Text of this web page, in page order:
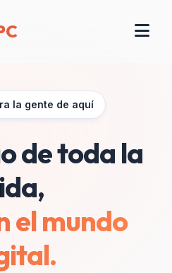
la gente de aquí
de toda la
el mundo